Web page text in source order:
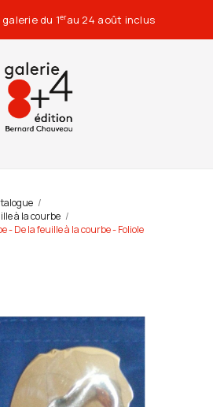
du 1erau 24 août inclus
à la courbe
- De la feuille à la courbe - Foliole